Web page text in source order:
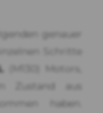
genauer
Schritte
Zustand aus
haben.